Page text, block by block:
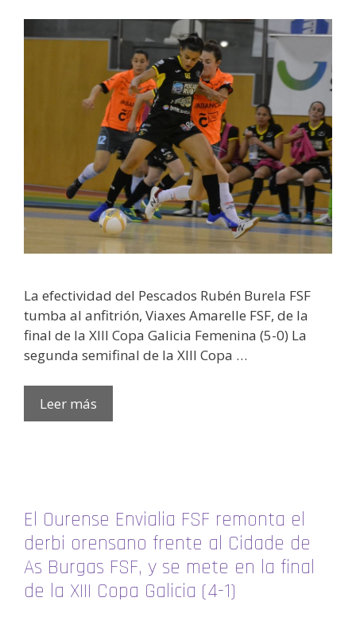
La efectividad del Pescados Rubén Burela FSF
tumba al anfitrión, Viaxes Amarelle FSF, de la
final de la XIII Copa Galicia Femenina (5-0) La
segunda semifinal de la XIII Copa …
Leer más
El Ourense Envialia FSF remonta el
derbi orensano frente al Cidade de
As Burgas FSF, y se mete en la final
de la XIII Copa Galicia (4-1)